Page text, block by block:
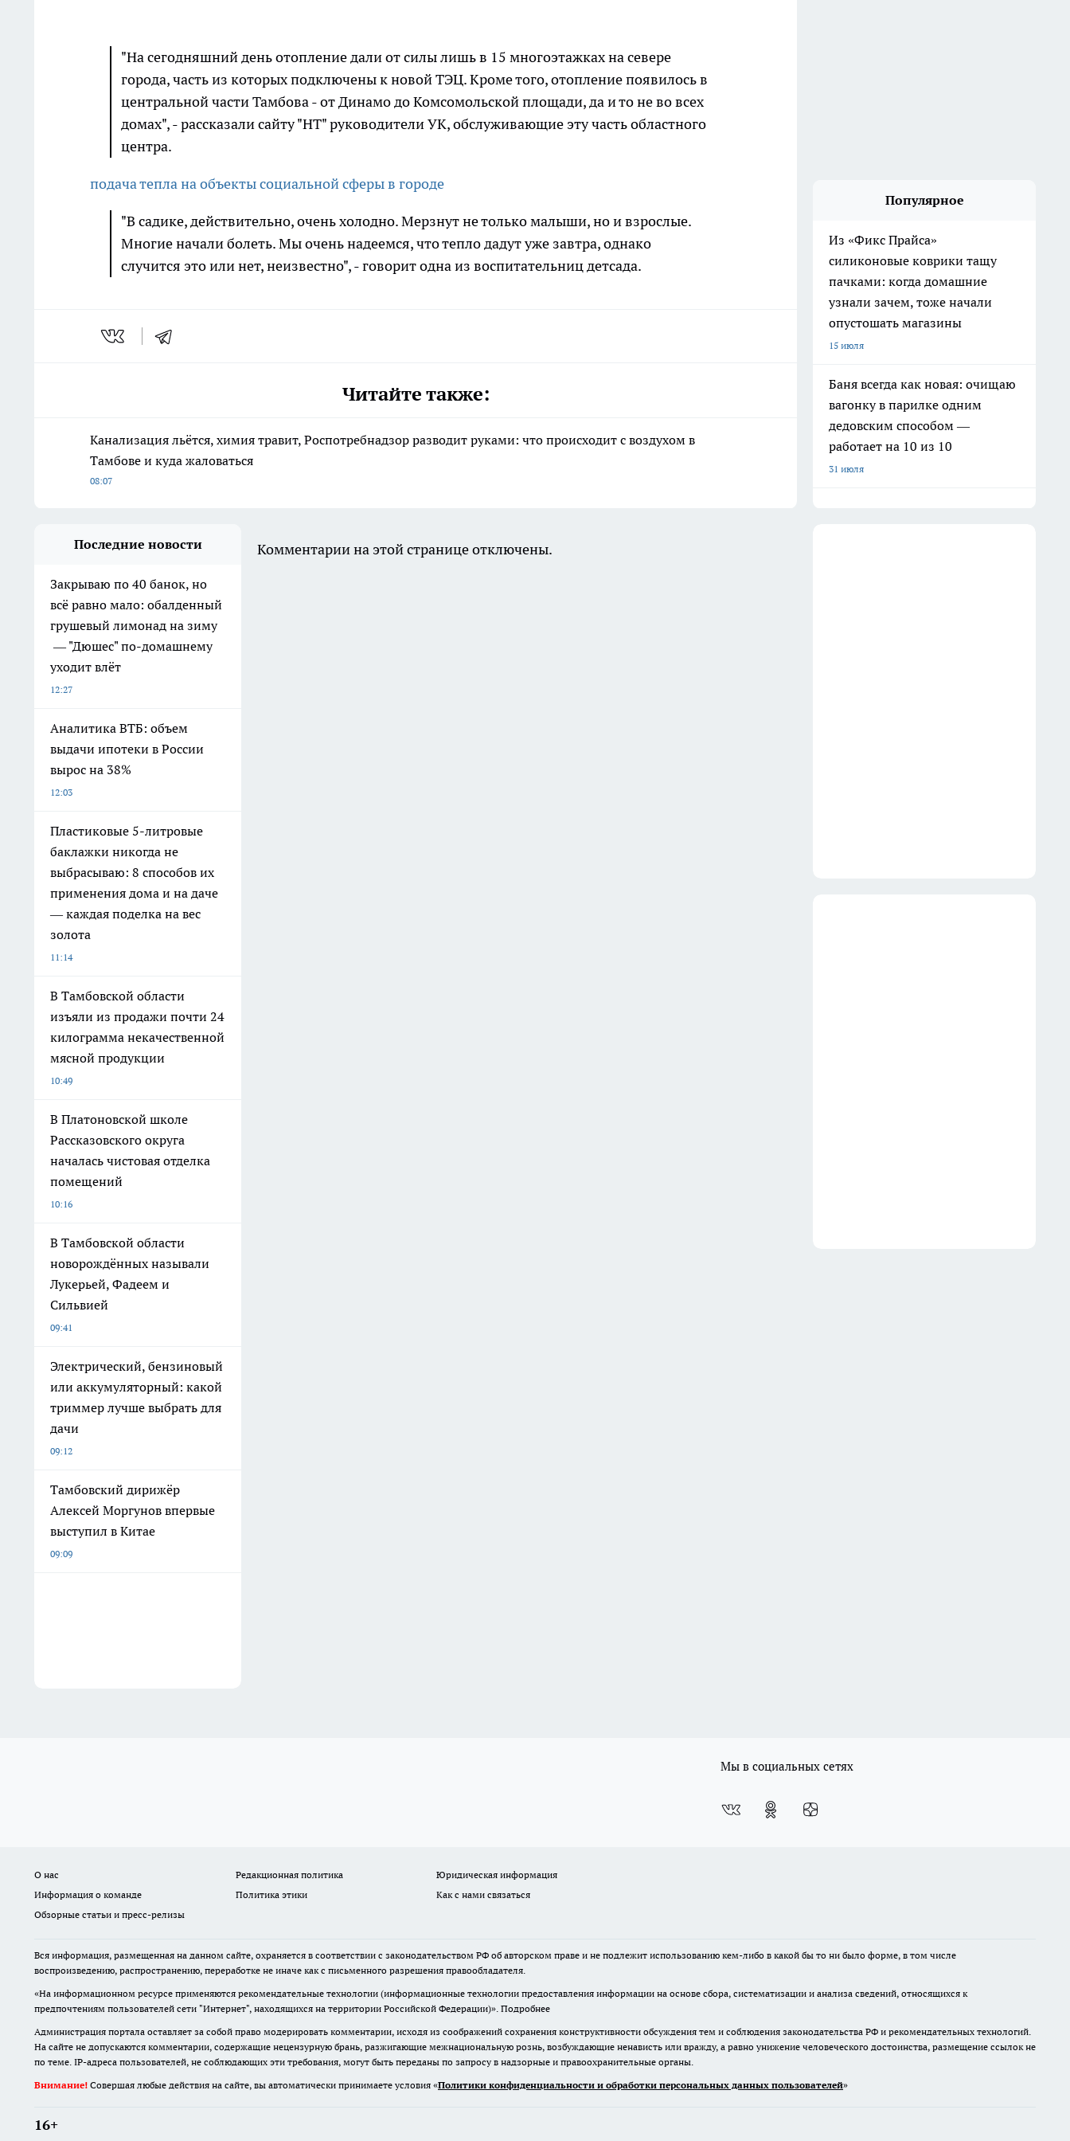
"На сегодняшний день отопление дали от силы лишь в 15 многоэтажках на севере
города, часть из которых подключены к новой ТЭЦ. Кроме того, отопление появилось в
центральной части Тамбова - от Динамо до Комсомольской площади, да и то не во всех
домах", - рассказали сайту "НТ" руководители УК, обслуживающие эту часть областного
центра.
подача тепла на объекты социальной сферы в городе
"В садике, действительно, очень холодно. Мерзнут не только малыши, но и взрослые.
Многие начали болеть. Мы очень надеемся, что тепло дадут уже завтра, однако
случится это или нет, неизвестно", - говорит одна из воспитательниц детсада.
Читайте также:
Канализация льётся, химия травит, Роспотребнадзор разводит руками: что происходит с воздухом в
Тамбове и куда жаловаться
08:07
Популярное
Из «Фикс Прайса»
силиконовые коврики тащу
пачками: когда домашние
узнали зачем, тоже начали
опустошать магазины
15 июля
Баня всегда как новая: очищаю
вагонку в парилке одним
дедовским способом —
работает на 10 из 10
31 июля
Последние новости
Закрываю по 40 банок, но
всё равно мало: обалденный
грушевый лимонад на зиму
— "Дюшес" по-домашнему
уходит влёт
12:27
Аналитика ВТБ: объем
выдачи ипотеки в России
вырос на 38%
12:03
Пластиковые 5-литровые
баклажки никогда не
выбрасываю: 8 способов их
применения дома и на даче
— каждая поделка на вес
золота
11:14
В Тамбовской области
изъяли из продажи почти 24
килограмма некачественной
мясной продукции
10:49
В Платоновской школе
Рассказовского округа
началась чистовая отделка
помещений
10:16
В Тамбовской области
новорождённых называли
Лукерьей, Фадеем и
Сильвией
09:41
Электрический, бензиновый
или аккумуляторный: какой
триммер лучше выбрать для
дачи
09:12
Тамбовский дирижёр
Алексей Моргунов впервые
выступил в Китае
09:09
Комментарии на этой странице отключены.
Мы в социальных сетях
О нас Редакционная политика
Юридическая информация
Информация о команде
Политика этики
Как с нами связаться
Обзорные статьи и пресс-релизы
Вся информация, размещенная на данном сайте, охраняется в соответствии с законодательством РФ об авторском праве и не подлежит использованию кем-либо в какой бы то ни было форме, в том числе
воспроизведению, распространению, переработке не иначе как с письменного разрешения правообладателя.
«На информационном ресурсе применяются рекомендательные технологии (информационные технологии предоставления информации на основе сбора, систематизации и анализа сведений, относящихся к
предпочтениям пользователей сети "Интернет", находящихся на территории Российской Федерации)». Подробнее
Администрация портала оставляет за собой право модерировать комментарии, исходя из соображений сохранения конструктивности обсуждения тем и соблюдения законодательства РФ и рекомендательных технологий.
На сайте не допускаются комментарии, содержащие нецензурную брань, разжигающие межнациональную рознь, возбуждающие ненависть или вражду, а равно унижение человеческого достоинства, размещение ссылок не
по теме. IP-адреса пользователей, не соблюдающих эти требования, могут быть переданы по запросу в надзорные и правоохранительные органы.
Внимание! Совершая любые действия на сайте, вы автоматически принимаете условия «Политики конфиденциальности и обработки персональных данных пользователей»
16+